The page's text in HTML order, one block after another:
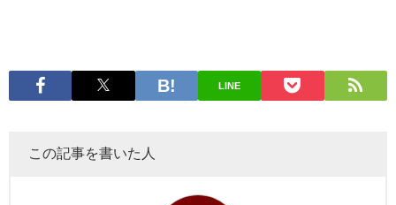
LINE
この記事を書いた人